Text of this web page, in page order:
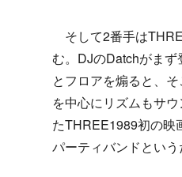
そして2番手は
む。DJのDatchがまず
とフロアを煽ると、
を中心にリズムもサ
たTHREE1989初の映
パーティバンドとい